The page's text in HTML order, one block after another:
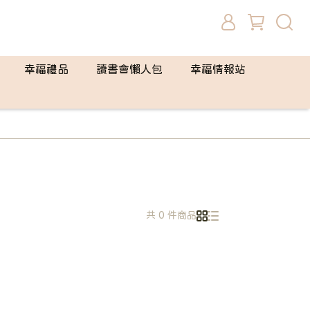
幸福禮品 讀書會懶人包 幸福情報站
共 0 件商品